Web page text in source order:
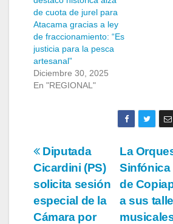
de cuota de jurel para
Atacama gracias a ley
de fraccionamiento: “Es
justicia para la pesca
artesanal”
Diciembre 30, 2025
En "REGIONAL"
Navegación
de
entradas
La
Sinfónica
de
a sus
Diputada
Cicardini (PS)
solicita sesión
especial de la
Cámara por